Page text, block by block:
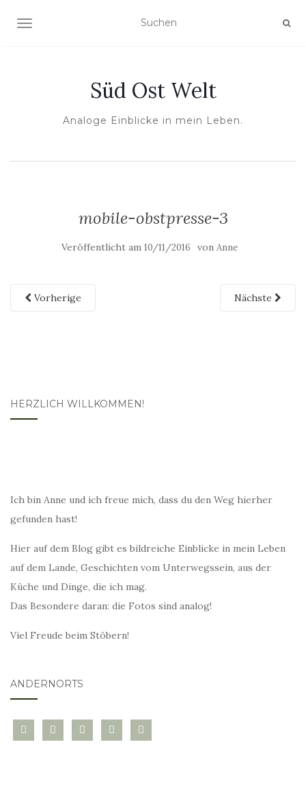
NAVIGATION UMSCHALTEN
Süd Ost Welt
Analoge Einblicke in mein Leben.
mobile-obstpresse-3
Veröffentlicht am 10/11/2016 von Anne
Vorherige Nächste
HERZLICH WILLKOMMEN!
Ich bin Anne und ich freue mich, dass du den Weg hierher
gefunden hast!
Hier auf dem Blog gibt es bildreiche Einblicke in mein Leben
auf dem Lande, Geschichten vom Unterwegssein, aus der
Küche und Dinge, die ich mag.
Das Besondere daran: die Fotos sind analog!
Viel Freude beim Stöbern!
ANDERNORTS
bloglovininstagramtwitter pinterest
mail